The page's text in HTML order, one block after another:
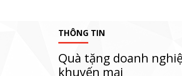
THÔNG TIN
Quà tặng doanh
khuyến mại